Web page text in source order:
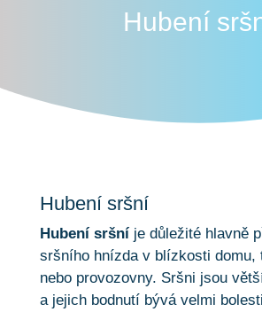
Hubení
Hubení sršní
Hubení sršníje důležité hlavně
sršního hnízda v blízkosti domu,
nebo provozovny. Sršni jsou
a jejich bodnutí bývá velmi